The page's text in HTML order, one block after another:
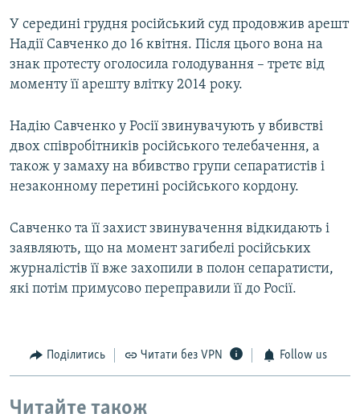
У середині грудня російський суд продовжив арешт
Надії Савченко до 16 квітня. Після цього вона на
знак протесту оголосила голодування – третє від
моменту її арешту влітку 2014 року.
Надію Савченко у Росії звинувачують у вбивстві
двох співробітників російського телебачення, а
також у замаху на вбивство групи сепаратистів і
незаконному перетині російського кордону.
Савченко та її захист звинувачення відкидають і
заявляють, що на момент загибелі російських
журналістів її вже захопили в полон сепаратисти,
які потім примусово переправили її до Росії.
Поділитись Читати без VPN Follow us
Читайте також